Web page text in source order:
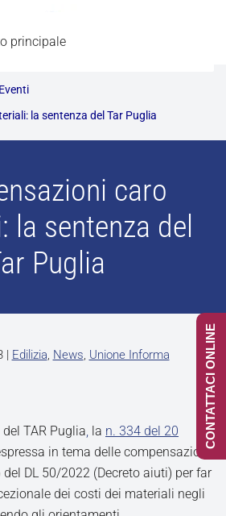
principale
la sentenza del Tar Puglia
caro
la sentenza del
Puglia
| Edilizia, News, Unione Informa
TAR Puglia, la n. 334 del 20
in tema delle compensazioni
del DL 50/2022 (Decreto aiuti) per far
dei costi dei materiali negli
CONTATTACI ONLINE